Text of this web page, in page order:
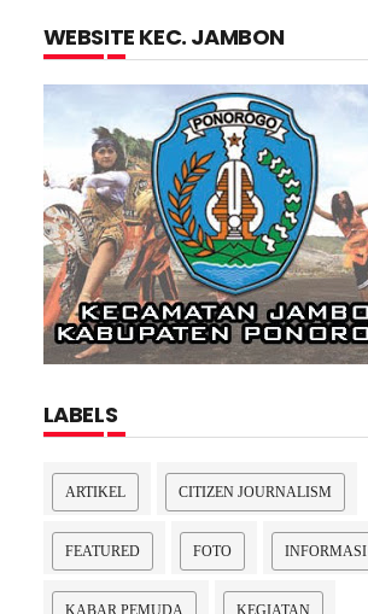
WEBSITE KEC. JAMBON
LABELS
ARTIKEL CITIZEN JOURNALISM
FEATURED FOTO INFORMASI
KABAR PEMUDA KEGIATAN